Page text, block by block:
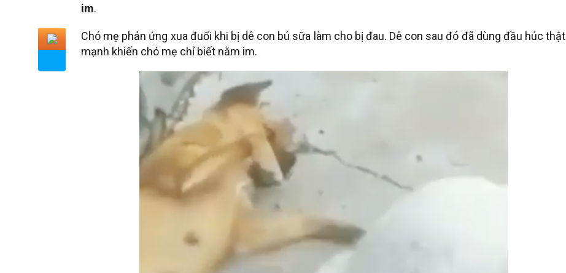
im.
Chó mẹ phản ứng xua đuổi khi bị dê con bú sữa làm cho bị đau. Dê con sau đó đã dùng đầu húc thật
mạnh khiến chó mẹ chỉ biết nằm im.